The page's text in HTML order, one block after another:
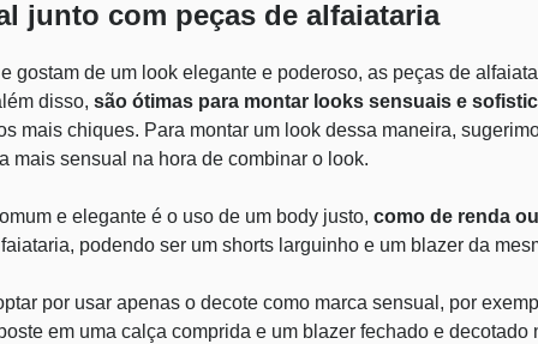
junto com peças de alfaiataria
gostam de um look elegante e poderoso, as peças de
disso, são ótimas para montar looks sensuais e
mais chiques. Para montar um look dessa maneira,
mais sensual na hora de combinar o look.
e elegante é o uso de um body justo, como de renda
podendo ser um shorts larguinho e um blazer da
por usar apenas o decote como marca sensual, por
em uma calça comprida e um blazer fechado e decotado